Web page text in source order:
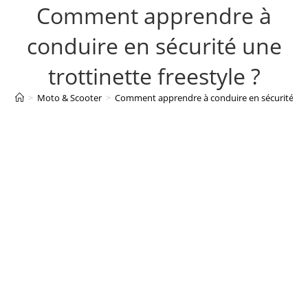
Comment apprendre à
conduire en sécurité une
trottinette freestyle ?
> Moto & Scooter > Comment apprendre à conduire en sécurité